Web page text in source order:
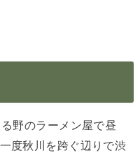
野のラーメン屋で昼
度秋川を跨ぐ辺りで渋